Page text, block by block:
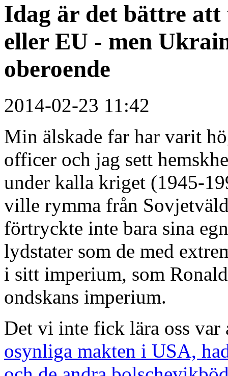
Idag är det bättre att
eller EU - men
oberoende
2014-02-23 11:42
Min älskade far har varit
officer och jag sett
under kalla kriget (1945-
ville rymma från
förtryckte inte bara sina
lydstater som de med
i sitt imperium, som
ondskans imperium.
Det vi inte fick lära oss
osynliga makten i USA,